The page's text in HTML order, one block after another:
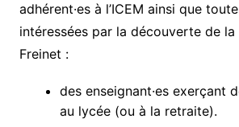
adhérent·es à l’ICEM ainsi que
intéressées par la découverte de
Freinet :
des enseignant·es exerçant
au lycée (ou à la retraite).